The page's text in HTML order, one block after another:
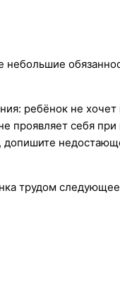
небольшие
ребёнок не
проявляет себя
допишите
трудом